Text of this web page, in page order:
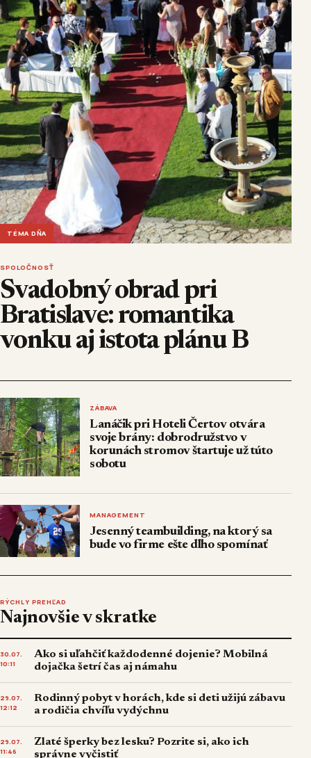
TÉMA DŇA
SPOLOČNOSŤ
Svadobný obrad pri
Bratislave: romantika
vonku aj istota plánu B
ZÁBAVA
Lanáčik pri Hoteli Čertov otvára
svoje brány: dobrodružstvo v
korunách stromov štartuje už túto
sobotu
MANAGEMENT
Jesenný teambuilding, na ktorý sa
bude vo firme ešte dlho spomínať
RÝCHLY PREHĽAD
Najnovšie v skratke
30.07.
10:11
Ako si uľahčiť každodenné dojenie? Mobilná
dojačka šetrí čas aj námahu
29.07.
12:12
Rodinný pobyt v horách, kde si deti užijú zábavu
a rodičia chvíľu vydýchnu
29.07.
11:46
Zlaté šperky bez lesku? Pozrite si, ako ich
správne vyčistiť